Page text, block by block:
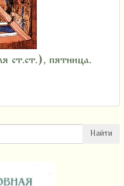
ст.ст.), пятница.
Найти